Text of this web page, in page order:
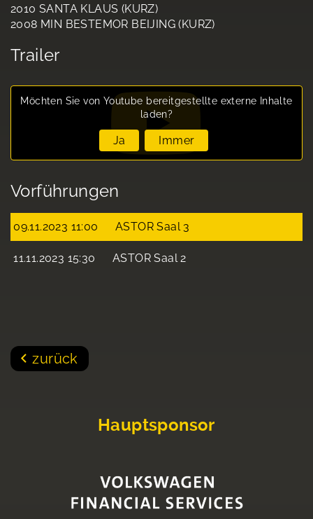
2010 SANTA KLAUS (KURZ)
2008 MIN BESTEMOR BEIJING (KURZ)
Trailer
Möchten Sie von Youtube bereitgestellte externe Inhalte
laden?
Ja Immer
Vorführungen
09.11.2023 11:00 ASTOR Saal 3
11.11.2023 15:30 ASTOR Saal 2
zurück
Hauptsponsor